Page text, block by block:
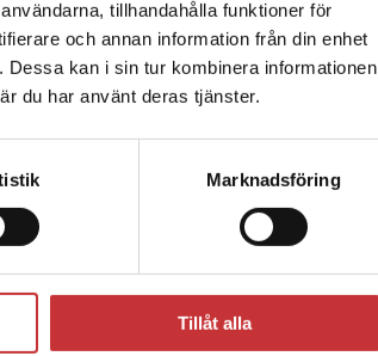
tillhandahålla funktioner för
och annan information från din enhet
kan i sin tur kombinera informationen
du har använt deras tjänster.
Marknadsföring
Tillåt alla
via en
utanför
Allmänna länkar
Om oss
Cookieinställningar
GDPR och
personuppgifter